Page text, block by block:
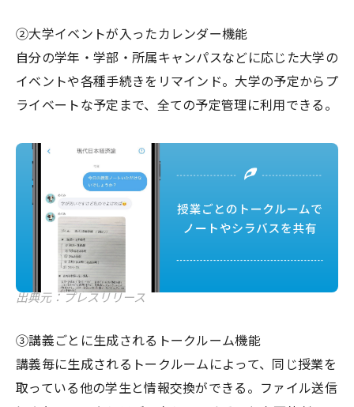
②大学イベントが入ったカレンダー機能
自分の学年・学部・所属キャンパスなどに応じた大学の
イベントや各種手続きをリマインド。大学の予定からプ
ライベートな予定まで、全ての予定管理に利用できる。
出典元：プレスリリース
③講義ごとに生成されるトークルーム機能
講義毎に生成されるトークルームによって、同じ授業を
取っている他の学生と情報交換ができる。ファイル送信